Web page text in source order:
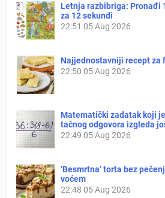
Letnja razbibriga: Pronađi
za 12 sekundi
22:51 05 Aug 2026
Najjednostavniji recept za
22:50 05 Aug 2026
Matematički zadatak koji
tačnog odgovora izgleda
22:49 05 Aug 2026
‘Besmrtna’ torta bez
voćem
22:48 05 Aug 2026